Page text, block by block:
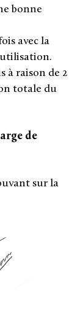
bonne
avec la
à raison de 2
totale du
de
sur la